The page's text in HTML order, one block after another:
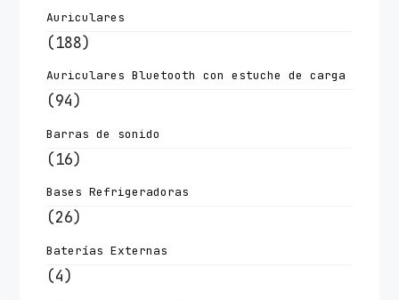
Auriculares
(188)
Auriculares Bluetooth con estuche de carga
(94)
Barras de sonido
(16)
Bases Refrigeradoras
(26)
Baterías Externas
(4)